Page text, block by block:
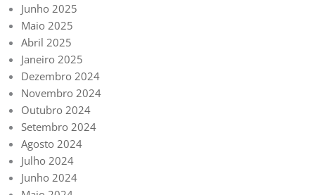
Junho 2025
Maio 2025
Abril 2025
Janeiro 2025
Dezembro 2024
Novembro 2024
Outubro 2024
Setembro 2024
Agosto 2024
Julho 2024
Junho 2024